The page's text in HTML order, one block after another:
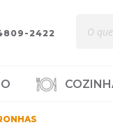
2422